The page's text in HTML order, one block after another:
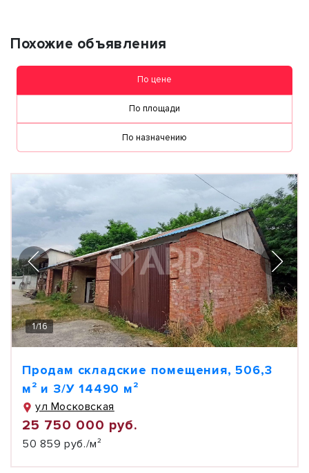
Похожие объявления
По цене
По площади
По назначению
1/16
Продам складские помещения, 506,3
м² и З/У 14490 м²
ул Московская
25 750 000 руб.
50 859 руб./м²